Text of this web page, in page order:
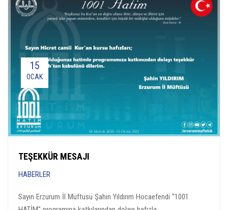
15
OCAK
TEŞEKKÜR MESAJI
HABERLER
Sayın Erzurum İl Müftüsü Şahin Yıldırım Hocaefendi ''1001